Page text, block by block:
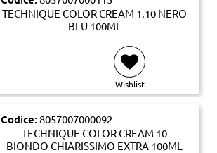
TECHNIQUE COLOR CREAM 1.10 NERO
BLU 100ML
Wishlist
Codice: 8057007000092
TECHNIQUE COLOR CREAM 10
BIONDO CHIARISSIMO EXTRA 100ML